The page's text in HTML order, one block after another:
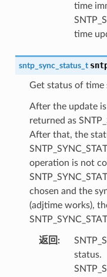
time
time
sntp_sync_status_t
Get status of time
After the update
returned as
After that, the
operation is not
chosen and the
(adjtime works),
返回 :
status.